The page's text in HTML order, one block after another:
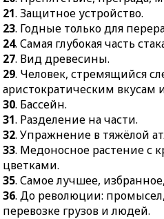
21. Защитное устройство.
23. Годные только для
24. Самая глубокая часть
27. Вид древесины.
29. Человек, стремящийся
аристократическим вкусам
30. Бассейн.
31. Разделение на части.
32. Упражнение в тяжёлой
33. Медоносное растение с
цветками.
35. Самое лучшее,
36. До революции:
перевозке грузов и людей.